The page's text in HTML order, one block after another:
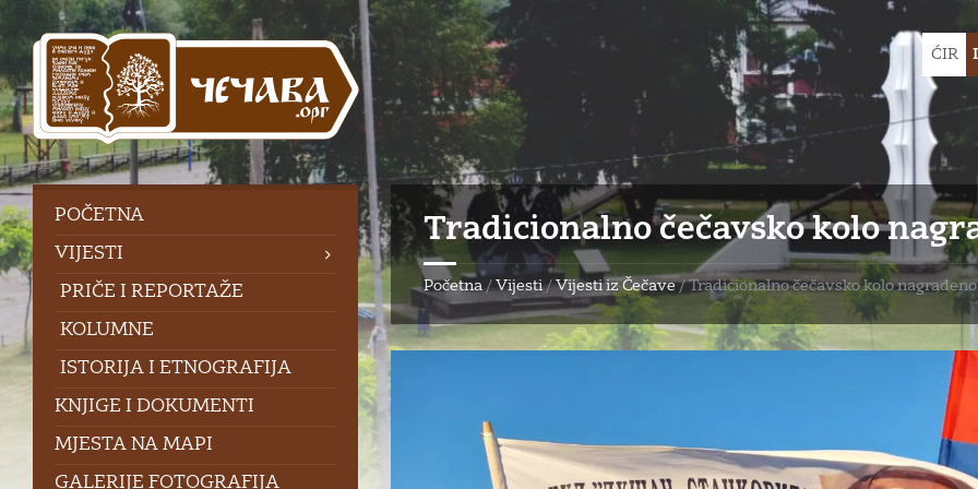
Skip
content
Skip
left
sidebar
Skip
footer
Choose
ĆIR
Tradicionalno čečavsko kolo
Početna /Vijesti/Vijesti iz Čečave/Tradicionalno čečavsko kolo
POČETNA
VIJESTI
PRIČE I REPORTAŽE
KOLUMNE
ISTORIJA I ETNOGRAFIJA
KNJIGE I DOKUMENTI
MJESTA NA MAPI
GALERIJE FOTOGRAFIJA